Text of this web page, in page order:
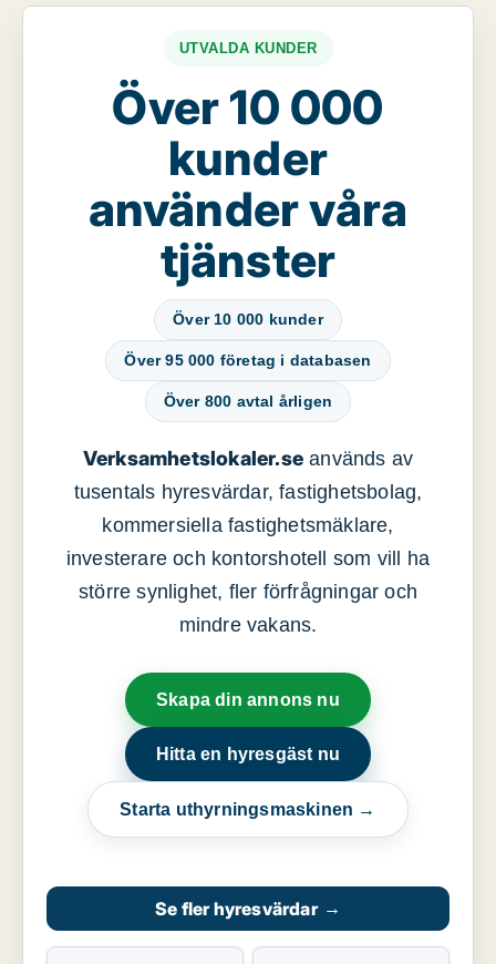
UTVALDA KUNDER
Över 10 000
kunder
använder våra
tjänster
Över 10 000 kunder
Över 95 000 företag i databasen
Över 800 avtal årligen
Verksamhetslokaler.se används av
tusentals hyresvärdar, fastighetsbolag,
kommersiella fastighetsmäklare,
investerare och kontorshotell som vill ha
större synlighet, fler förfrågningar och
mindre vakans.
Skapa din annons nu
Hitta en hyresgäst nu
Starta uthyrningsmaskinen →
Se fler hyresvärdar →